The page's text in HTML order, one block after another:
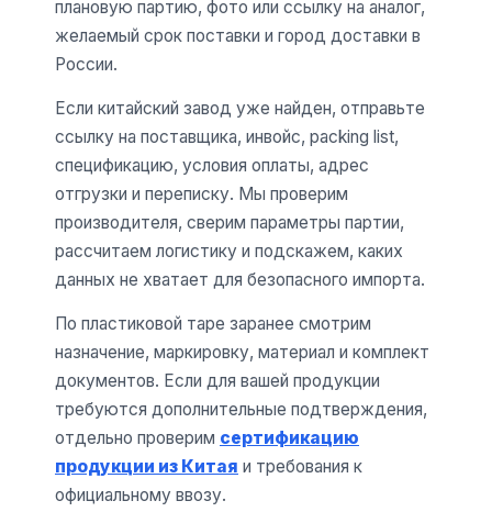
плановую партию, фото или ссылку на аналог,
желаемый срок поставки и город доставки в
России.
Если китайский завод уже найден, отправьте
ссылку на поставщика, инвойс, packing list,
спецификацию, условия оплаты, адрес
отгрузки и переписку. Мы проверим
производителя, сверим параметры партии,
рассчитаем логистику и подскажем, каких
данных не хватает для безопасного импорта.
По пластиковой таре заранее смотрим
назначение, маркировку, материал и комплект
документов. Если для вашей продукции
требуются дополнительные подтверждения,
отдельно проверим сертификацию
продукции из Китая и требования к
официальному ввозу.